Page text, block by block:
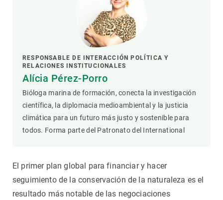
RESPONSABLE DE INTERACCIÓN POLÍTICA Y
RELACIONES INSTITUCIONALES
Alícia Pérez-Porro
Bióloga marina de formación, conecta la investigación
científica, la diplomacia medioambiental y la justicia
climática para un futuro más justo y sostenible para
todos. Forma parte del Patronato del International
El primer plan global para financiar y hacer
seguimiento de la conservación de la naturaleza es el
resultado más notable de las negociaciones